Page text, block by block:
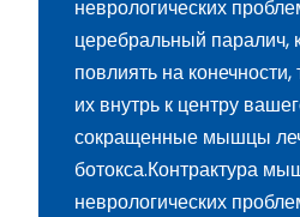
неврологических
церебральный паралич,
повлиять на
их внутрь к центру
сокращенные мышцы
ботокса.Контрактура
неврологических